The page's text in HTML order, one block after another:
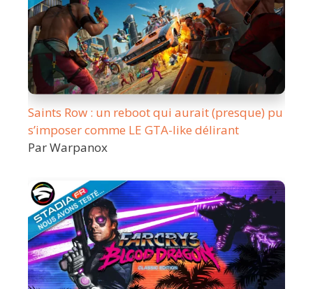
Saints Row : un reboot qui aurait (presque) pu
s’imposer comme LE GTA-like délirant
Par Warpanox